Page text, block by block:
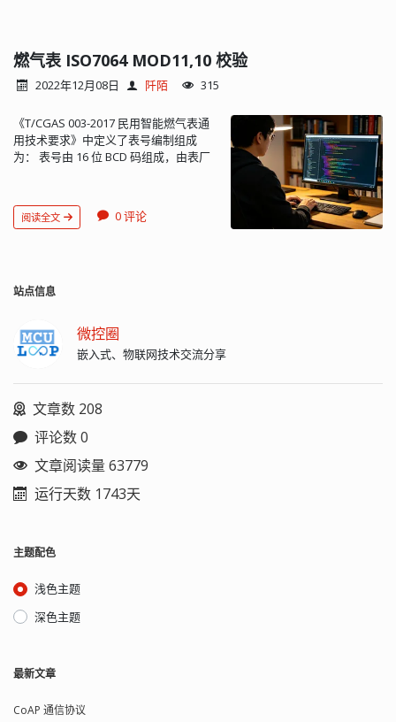
vs K&R function 其实警告信息说的不够
直白，实际的情况是调用了没有声明的
函数（没有引用头文件或头文件中没有
gpio_toggle(uint8_t port); 就正常了。 反
思：我没把这条警告信息当回事儿，想
当然地认为编译链接不报错就应该是正
数你倒是不要给我瞎传参数啊，报错也
好啊！不知道更新版本的 IAR 是否存在
了，后续又遇到了这个问题。把一个
后却不能正确地得到这个参数，忽然想
到以前遇到过类似的问题，一查还真是
没有引用相关头文...
制。 旋转编码开关通常用于在多个离散
屏幕亮度等功能。通过旋转编码开关，
备的功能。 常用的旋转编码开关旋转―
周输出 20 个脉冲，每个脉冲代表编码开
关旋转了一定的角度，旋转编码开关一
能与只有 3 个引脚的旋转编码开关功能
相同，分别实现旋转时输出脉冲，在对
低电平就表示右旋，B为高电平就表示左
电路...
燃气表 ISO7064 MOD11,10 校验
2022年12月08日 阡陌 315
《T/CGAS 003-2017 民用智能燃气表通
用技术要求》中定义了表号编制组成
为： 表号由 16 位 BCD 码组成，由表厂
构成。 校验位算法 应采用 ISO7064，
MOD11，10 校验系统校验码计算方法生
中的字符数，另一个模数比它大 1，形成
阅读全文 0 评论
站点信息
微控圈
嵌入式、物联网技术交流分享
文章数 208
评论数 0
文章阅读量 63779
运行天数 1743天
主题配色
浅色主题
深色主题
最新文章
CoAP 通信协议